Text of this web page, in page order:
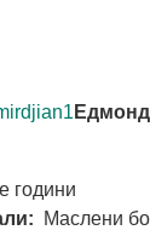
години
Маслени